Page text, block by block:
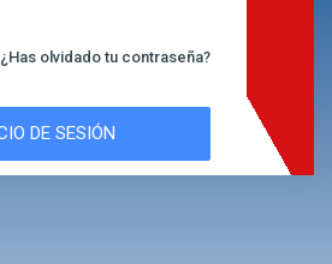
¿Has olvidado tu contraseña?